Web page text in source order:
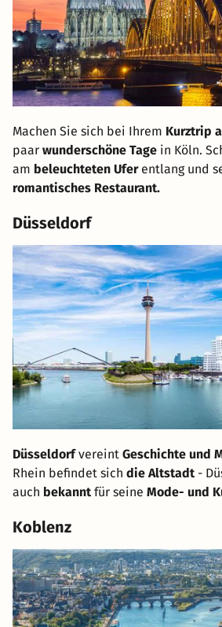
Machen Sie sich bei Ihrem Kurztrip
paar wunderschöne Tage in Köln.
am beleuchteten Uferentlang und
romantisches Restaurant.
Düsseldorf
Düsseldorfvereint Geschichte und
Rhein befindet sich die Altstadt -
auch bekannt für seine Mode- und
Koblenz